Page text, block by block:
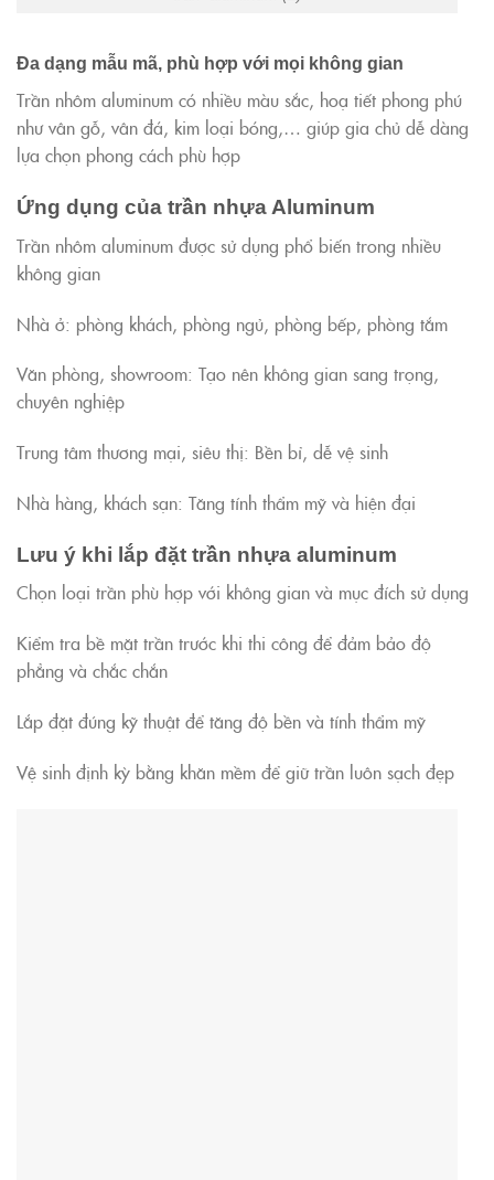
Đa dạng mẫu mã, phù hợp với mọi không gian
Trần nhôm aluminum có nhiều màu sắc, hoạ tiết phong phú
như vân gỗ, vân đá, kim loại bóng,… giúp gia chủ dễ dàng
lựa chọn phong cách phù hợp
Ứng dụng của trần nhựa Aluminum
Trần nhôm aluminum được sử dụng phổ biến trong nhiều
không gian
Nhà ở: phòng khách, phòng ngủ, phòng bếp, phòng tắm
Văn phòng, showroom: Tạo nên không gian sang trọng,
chuyên nghiệp
Trung tâm thương mại, siêu thị: Bền bỉ, dễ vệ sinh
Nhà hàng, khách sạn: Tăng tính thẩm mỹ và hiện đại
Lưu ý khi lắp đặt trần nhựa aluminum
Chọn loại trần phù hợp với không gian và mục đích sử dụng
Kiểm tra bề mặt trần trước khi thi công để đảm bảo độ
phẳng và chắc chắn
Lắp đặt đúng kỹ thuật để tăng độ bền và tính thẩm mỹ
Vệ sinh định kỳ bằng khăn mềm để giữ trần luôn sạch đẹp